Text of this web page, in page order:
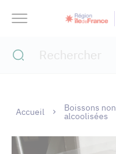
Accueil Boissons non
alcoolisées